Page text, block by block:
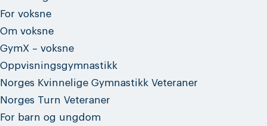
For voksne
Om voksne
GymX – voksne
Oppvisningsgymnastikk
Norges Kvinnelige Gymnastikk Veteraner
Norges Turn Veteraner
For barn og ungdom